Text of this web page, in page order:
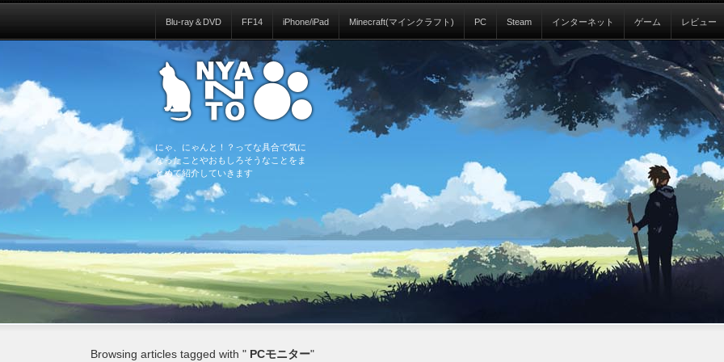
にゃ、にゃんと！？ってな具合で気に
なったことやおもしろそうなことをま
とめて紹介していきます
Blu-ray＆DVD FF14 iPhone/iPad Minecraft(マインクラフト) PC Steam インターネット ゲーム レビュー
Browsing articles tagged with " PCモニター"